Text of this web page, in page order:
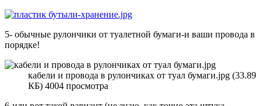
5- обычные рулончики от туалетной бумаги-и ваши провода в
порядке!
кабели и провода в рулончиках от туал бумаги.jpg (33.89
КБ) 4004 просмотра